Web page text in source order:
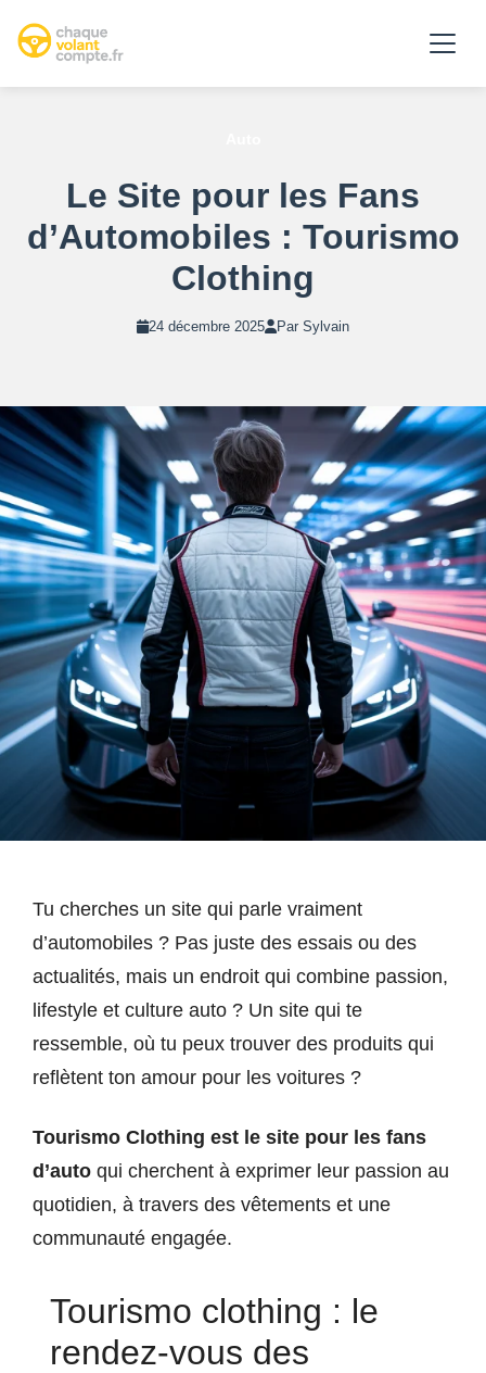
Le Site pour les Fans
d’Automobiles : Tourismo
Clothing
24 décembre 2025 Par Sylvain
Tu cherches un site qui parle vraiment
d’automobiles ? Pas juste des essais ou des
actualités, mais un endroit qui combine passion,
lifestyle et culture auto ? Un site qui te
ressemble, où tu peux trouver des produits qui
reflètent ton amour pour les voitures ?
Tourismo Clothing est le site pour les fans
d’auto qui cherchent à exprimer leur passion au
quotidien, à travers des vêtements et une
communauté engagée.
Tourismo clothing : le
rendez-vous des